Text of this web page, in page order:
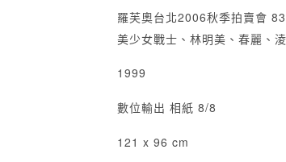
羅芙奧台北2006秋季拍賣會 83
美少女戰士、林明美、春麗、
1999
數位輸出 相紙 8/8
121 x 96 cm